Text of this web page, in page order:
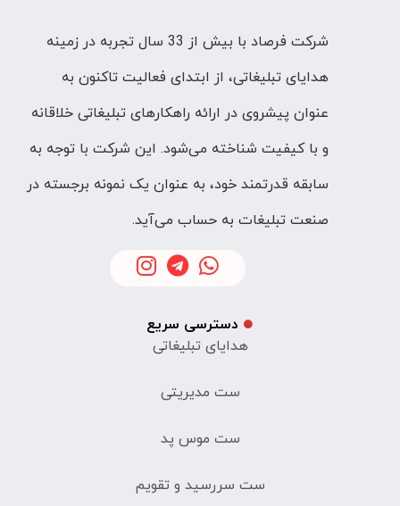
شرکت فرصاد با بیش از 33 سال تجربه در زمینه
هدایای تبلیغاتی، از ابتدای فعالیت تاکنون به
عنوان پیشروی در ارائه راهکارهای تبلیغاتی خلاقانه
و با کیفیت شناخته می‌شود. این شرکت با توجه به
سابقه قدرتمند خود، به عنوان یک نمونه برجسته در
صنعت تبلیغات به حساب می‌آید.
دسترسی سریع
هدایای تبلیغاتی
ست مدیریتی
ست موس پد
ست سررسید و تقویم